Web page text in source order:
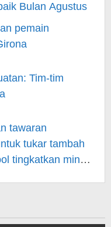
Bulan Agustus
pemain
Tim-tim
tawaran
tukar tambah
tingkatkan minat